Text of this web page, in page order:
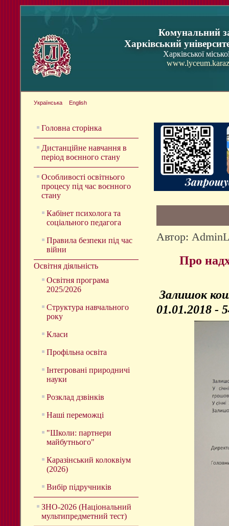
Комунальний
Харківський
Харківської
Українська English
Головна сторінка
Дистанційне навчання в
період воєнного стану
Особливості освітнього
процесу під час воєнного
стану
Кабінет психолога та
соціального педагога
Правила безпеки під час
війни
Освітня діяльність
Освітня програма
2025/2026
Структура навчального
року
Класи
Профільна освіта
Інтегровані природничі
науки
Розклад дзвінків
Наші переможці
"Школи: партнери
майбутнього"
Каразінський колоквіум
(2026)
Вибір підручників
ЗНО-2026 (Національний
мультипредметний тест)
Автор:
Про
Залишок
01.01.2018 -